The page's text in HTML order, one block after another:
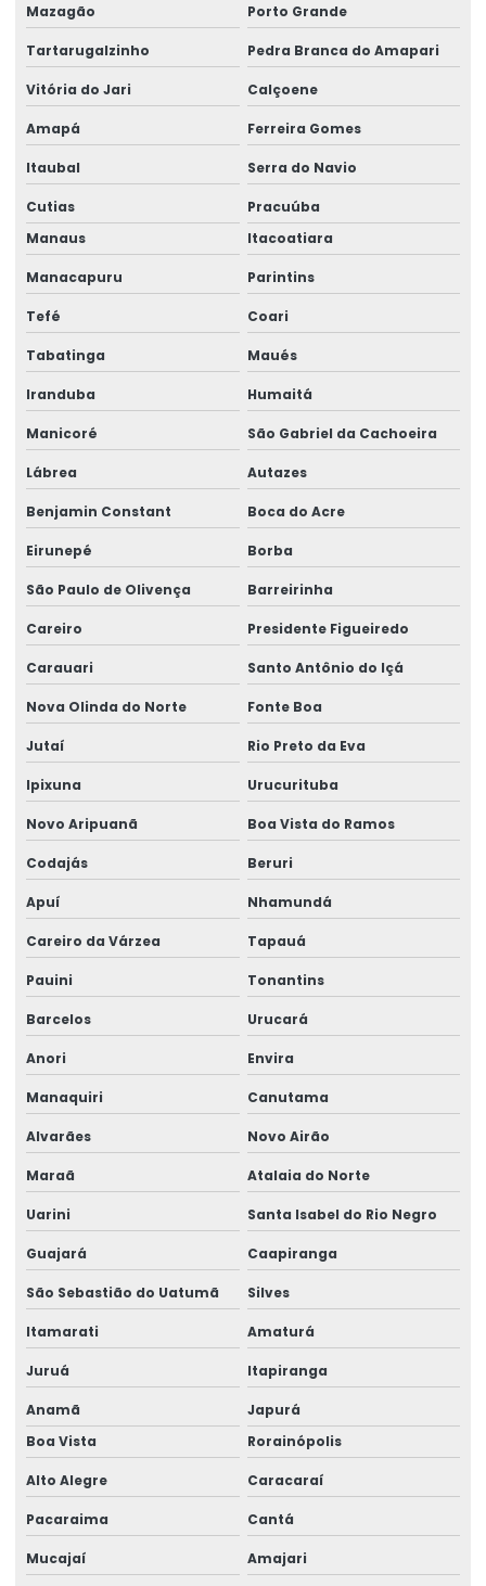
Dispositivos De Içamento
Distribuição De Controle Remoto No Acre
Elaboração De Projetos E Dados Em Roraima
Elaboração De Projetos No Acre
Fabricação De Ponte Rolante No Pará
Fornecedor De Controle Remoto No Pará
Fornecimento De Braço Giratório Para Fábricas
Gancho Eletromecânico Para Empilhadeira
Levantador Magnético Para Carga
Levantador Magnético Para Indústria
Manutenção De Equipamentos
Manutenção De Geradores No Pará
Manutenção De Motor Bombas
Manutenção De Motores Elétricos
Manutenção De Ponte Rolante Biviga
Manutenção De Sistemas Eletromecânicos
Manutenção De Talha Em Ponte Rolante
Manutenção Em Ponte Rolante
Monovia Brevil
Monovia Com Tecnologia De Ponta
Monovia Personalizada Para Transporte De Materiais
Monovias Para Movimentação De Cargas
Montagem De Painéis Industriais
Montagem De Semipórtico Rolante
Montagem De Subestações
Montagem Rápida De Braço Giratório Brevil
Movimentação Simples Com Monovias
Pega Bobina De Arame Para Içamento
Pega Chapas E Vigas Para Construção
Pega Viga Para Elevação Em Rondônia
Ponte Rolante Biviga
Ponte Rolante Brevil
Mazagão Porto Grande
Tartarugalzinho Pedra Branca do Amapari
Vitória do Jari Calçoene
Amapá Ferreira Gomes
Itaubal Serra do Navio
Cutias
Pracuúba
Manaus
Itacoatiara
Manacapuru Parintins
Tefé Coari
Tabatinga Maués
Iranduba Humaitá
Manicoré São Gabriel da Cachoeira
Lábrea Autazes
Benjamin Constant Boca do Acre
Eirunepé Borba
São Paulo de Olivença Barreirinha
Careiro Presidente Figueiredo
Carauari Santo Antônio do Içá
Nova Olinda do Norte Fonte Boa
Jutaí Rio Preto da Eva
Ipixuna Urucurituba
Novo Aripuanã Boa Vista do Ramos
Codajás Beruri
Apuí Nhamundá
Careiro da Várzea Tapauá
Pauini Tonantins
Barcelos Urucará
Anori Envira
Manaquiri Canutama
Alvarães Novo Airão
Maraã Atalaia do Norte
Uarini Santa Isabel do Rio Negro
Guajará Caapiranga
São Sebastião do Uatumã Silves
Itamarati Amaturá
Juruá Itapiranga
Anamã
Japurá
Boa Vista
Rorainópolis
Alto Alegre Caracaraí
Pacaraima Cantá
Mucajaí Amajari